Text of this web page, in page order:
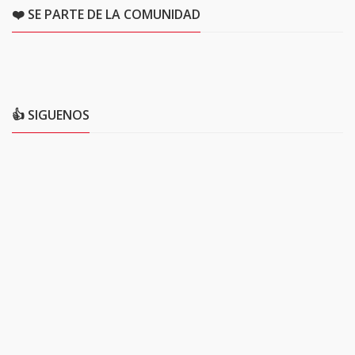
❤️ SE PARTE DE LA COMUNIDAD
👍 SIGUENOS